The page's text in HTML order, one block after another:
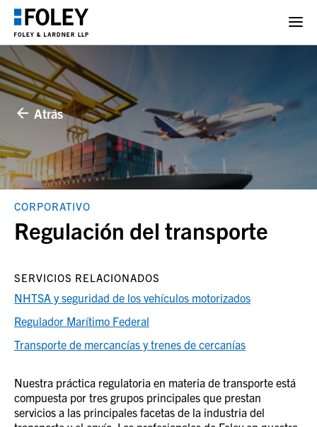
Atrás
CORPORATIVO
Regulación del transporte
Nuestra práctica regulatoria en materia de transporte está
compuesta por tres grupos principales que prestan
servicios a las principales facetas de la industria del
SERVICIOS RELACIONADOS
NHTSA y seguridad de los vehículos motorizados
Regulador Marítimo Federal
Transporte de mercancías y trenes de cercanías